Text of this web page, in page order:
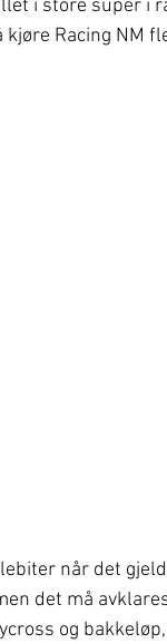
i store super
kjøre Racing NM
det må
og